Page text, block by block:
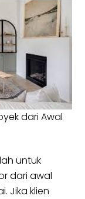
dari Awal
untuk
dari awal
Jika klien